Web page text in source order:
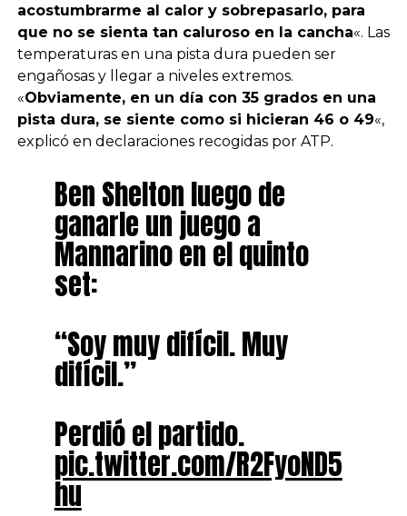
acostumbrarme al calor y sobrepasarlo, para
que no se sienta tan caluroso en la cancha«. Las
temperaturas en una pista dura pueden ser
engañosas y llegar a niveles extremos.
«Obviamente, en un día con 35 grados en una
pista dura, se siente como si hicieran 46 o 49«,
explicó en declaraciones recogidas por ATP.
Ben Shelton luego de
ganarle un juego a
Mannarino en el quinto
set:
“Soy muy difícil. Muy
difícil.”
Perdió el partido.
pic.twitter.com/R2FyoND5
hu